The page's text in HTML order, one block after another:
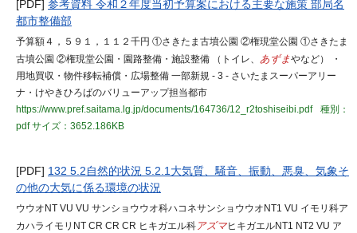
[PDF] 参考資料 令和２年度当初予算案における主要な施策 部局名
都市整備部
予算額４，５９１，１１２千円 ①さきたま古墳公園 ②権現堂公園 ①さきたま
古墳公園 ②権現堂公園・園路整備・施設整備 （トイレ、 あずまやなど） ・
用地買収・物件移転補償・広場整備 一部新規 - 3 - さいたまスーパーアリー
ナ・けやきひろばのバリューアップ担当都市
https://www.pref.saitama.lg.jp/documents/164736/12_r2toshiseibi.pdf
種別：
pdfサイズ：3652.186KB
[PDF] 132 5.2自然的状況 5.2.1大気質、騒音、振動、悪臭、気象そ
の他の大気に係る環境の状況
ウウオNT VU VU サンショウウオ科ハコネサンショウウオNT1 VU イモリ科ア
カハライモリNT CR CR CR ヒキガエル科 アズマヒキガエルNT1 NT2 VU ア